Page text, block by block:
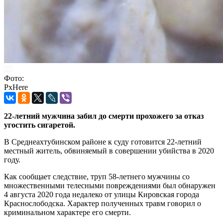
Фото:
PxHere
22-летний мужчина забил до смерти прохожего за отказ
угостить сигаретой.
В Среднеахтубинском районе к суду готовится 22-летний
местный житель, обвиняемый в совершении убийства в 2020
году.
Как сообщает следствие, труп 58-летнего мужчины со
множественными телесными повреждениями был обнаружен
4 августа 2020 года недалеко от улицы Кировская города
Краснослободска. Характер полученных травм говорил о
криминальном характере его смерти.